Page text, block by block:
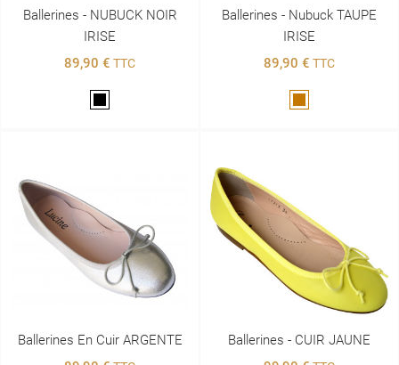
Ballerines - NUBUCK NOIR
IRISE
89,90 € TTC
Ballerines - Nubuck TAUPE
IRISE
89,90 € TTC
Ballerines En Cuir ARGENTE
Ballerines - CUIR JAUNE